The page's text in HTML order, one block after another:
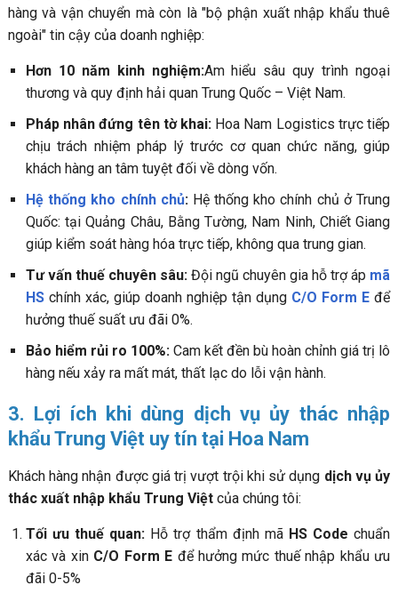
hàng và vận chuyển mà còn là "bộ phận xuất nhập khẩu thuê
ngoài" tin cậy của doanh nghiệp:
Hơn 10 năm kinh nghiệm:Am hiểu sâu quy trình ngoại
thương và quy định hải quan Trung Quốc – Việt Nam.
Pháp nhân đứng tên tờ khai: Hoa Nam Logistics trực tiếp
chịu trách nhiệm pháp lý trước cơ quan chức năng, giúp
khách hàng an tâm tuyệt đối về dòng vốn.
Hệ thống kho chính chủ:Hệ thống kho chính chủ ở Trung
Quốc: tại Quảng Châu, Bằng Tường, Nam Ninh, Chiết Giang
giúp kiểm soát hàng hóa trực tiếp, không qua trung gian.
Tư vấn thuế chuyên sâu:Đội ngũ chuyên gia hỗ trợ áp mã
HSchính xác, giúp doanh nghiệp tận dụng C/O Form E để
hưởng thuế suất ưu đãi 0%.
Bảo hiểm rủi ro 100%:Cam kết đền bù hoàn chỉnh giá trị lô
hàng nếu xảy ra mất mát, thất lạc do lỗi vận hành.
3. Lợi ích khi dùng dịch vụ ủy thác nhập
khẩu Trung Việt uy tín tại Hoa Nam
Khách hàng nhận được giá trị vượt trội khi sử dụng dịch vụ ủy
thác xuất nhập khẩu Trung Việtcủa chúng tôi:
Tối ưu thuế quan: Hỗ trợ thẩm định mã HS Code chuẩn
xác và xin C/O Form E để hưởng mức thuế nhập khẩu ưu
đãi 0-5%